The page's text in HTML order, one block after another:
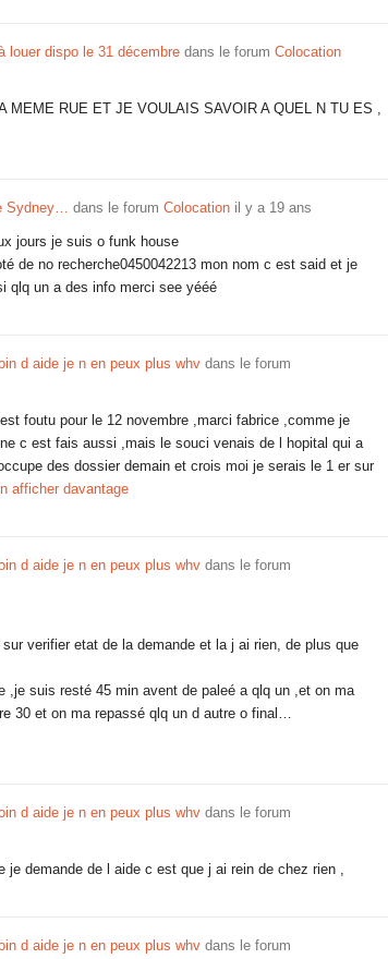
louer dispo le 31 décembre dans le forum Colocation
MEME RUE ET JE VOULAIS SAVOIR A QUEL N TU ES ,
Sydney… dans le forum Colocation il y a 19 ans
jours je suis o funk house
de no recherche0450042213 mon nom c est said et je
qlq un a des info merci see yééé
d aide je n en peux plus whv dans le forum
foutu pour le 12 novembre ,marci fabrice ,comme je
c est fais aussi ,mais le souci venais de l hopital qui a
des dossier demain et crois moi je serais le 1 er sur
afficher davantage
d aide je n en peux plus whv dans le forum
verifier etat de la demande et la j ai rien, de plus que
,je suis resté 45 min avent de paleé a qlq un ,et on ma
30 et on ma repassé qlq un d autre o final…
d aide je n en peux plus whv dans le forum
demande de l aide c est que j ai rein de chez rien ,
d aide je n en peux plus whv dans le forum